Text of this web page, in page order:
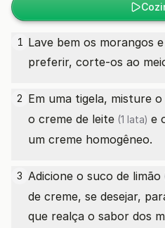
1 Lave bem os morangos
preferir, corte-os ao
2 Em uma tigela, misture o
o creme de leite (1 lata) e
um creme homogêneo.
3 Adicione o suco de limão
de creme, se desejar,
que realça o sabor dos